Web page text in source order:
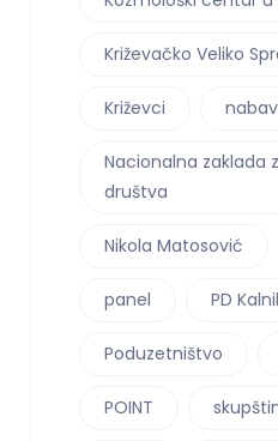
Križevačko Veliko
Križevci
Nacionalna zaklada
društva
Nikola Matosović
panel PD
Poduzetništvo
POINT